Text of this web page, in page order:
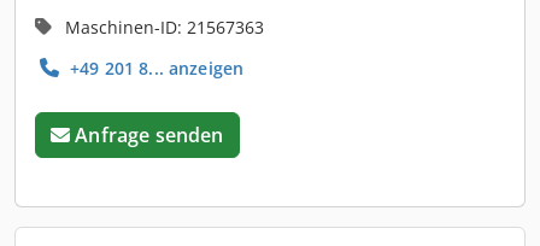
Maschinen-ID: 21567363
+49 201 8... anzeigen
Anfrage senden